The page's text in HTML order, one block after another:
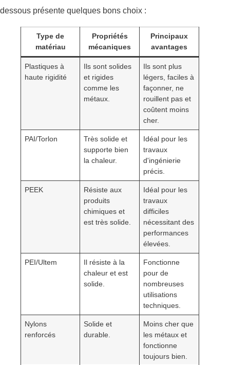
dessous présente quelques bons choix :
Type de
matériau
Propriétés
mécaniques
Principaux
avantages
Plastiques à
haute rigidité
Ils sont solides
et rigides
comme les
métaux.
Ils sont plus
légers, faciles à
façonner, ne
rouillent pas et
coûtent moins
cher.
PAI/Torlon
Très solide et
supporte bien
la chaleur.
Idéal pour les
travaux
d'ingénierie
précis.
PEEK
Résiste aux
produits
chimiques et
est très solide.
Idéal pour les
travaux
difficiles
nécessitant des
performances
élevées.
PEI/Ultem
Il résiste à la
chaleur et est
solide.
Fonctionne
pour de
nombreuses
utilisations
techniques.
Nylons
renforcés
Solide et
durable.
Moins cher que
les métaux et
fonctionne
toujours bien.